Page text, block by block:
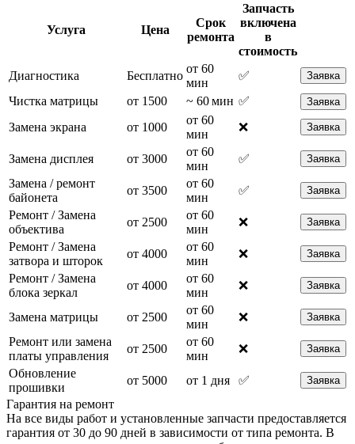
Услуга Цена
Срок
ремонта
Запчасть
включена
в
стоимость
Диагностика
Бесплатно
от 60
мин
✅ Заявка
Чистка матрицы от 1500 ~ 60 мин ✅ Заявка
Замена экрана от 1000
от 60
мин
❌ Заявка
Замена дисплея от 3000
от 60
мин
✅ Заявка
Замена / ремонт
байонета
от 3500
от 60
мин
✅ Заявка
Ремонт / Замена
объектива
от 2500
от 60
мин
❌ Заявка
Ремонт / Замена
затвора и шторок
от 4000
от 60
мин
❌ Заявка
Ремонт / Замена
блока зеркал
от 4000
от 60
мин
❌ Заявка
Замена матрицы от 2500
от 60
мин
❌ Заявка
Ремонт или замена
платы управления
от 2500
от 60
мин
❌ Заявка
Обновление
прошивки
от 5000 от 1 дня ✅ Заявка
Гарантия на ремонт
На все виды работ и установленные запчасти предоставляется
гарантия от 30 до 90 дней в зависимости от типа ремонта. В